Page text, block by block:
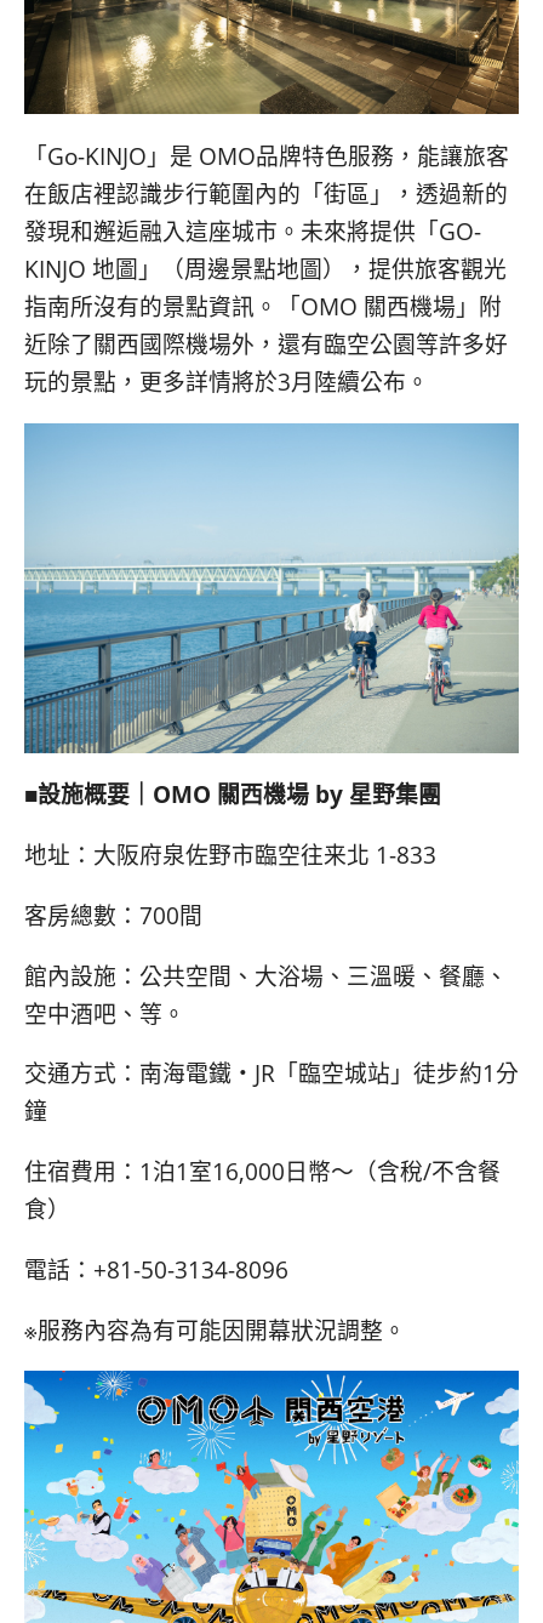
「Go-KINJO」是 OMO品牌特色服務，能讓旅客
在飯店裡認識步行範圍內的「街區」，透過新的
發現和邂逅融入這座城市。未來將提供「GO-
KINJO 地圖」（周邊景點地圖），提供旅客觀光
指南所沒有的景點資訊。「OMO 關西機場」附
近除了關西國際機場外，還有臨空公園等許多好
玩的景點，更多詳情將於3月陸續公布。
■設施概要｜ OMO 關西機場 by 星野集團
地址：大阪府泉佐野市臨空往来北 1-833
客房總數：700間
館內設施：公共空間、大浴場、三溫暖、餐廳、
空中酒吧、等。
交通方式：南海電鐵・JR「臨空城站」徒步約1分
鐘
住宿費用：1泊1室16,000日幣～（含稅/不含餐
食）
電話：+81-50-3134-8096
※服務內容為有可能因開幕狀況調整。